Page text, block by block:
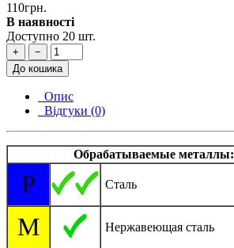
110грн.
В наявності
Доступно 20 шт.
+
−
До кошика
Опис
Відгуки (0)
Обрабатываемые металлы:
P Сталь
M Нержавеющая сталь